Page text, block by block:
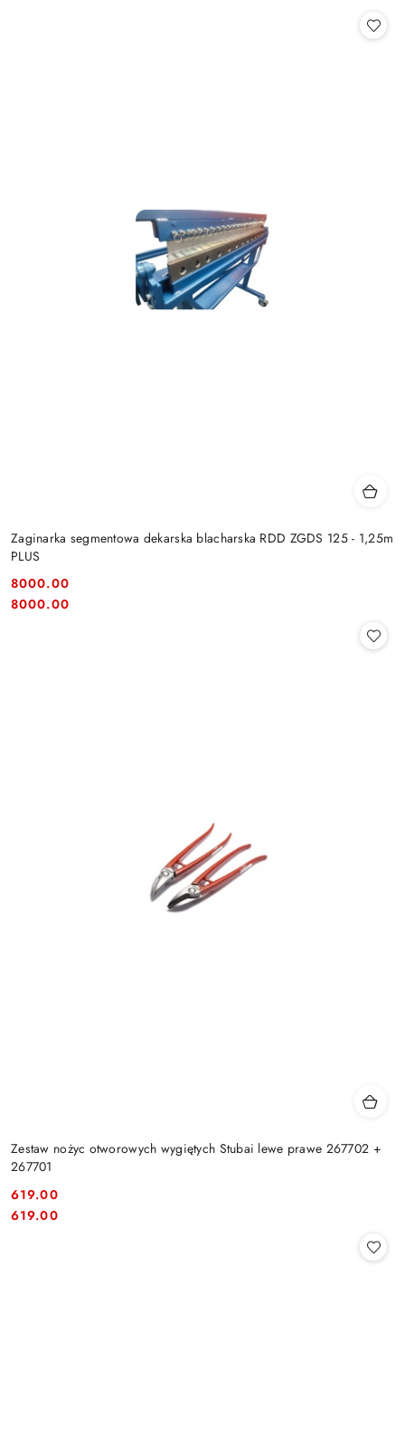
Zaginarka segmentowa dekarska blacharska RDD ZGDS 125 - 1,25m
PLUS
Cena:
8000.00
Cena:
8000.00
Zestaw nożyc otworowych wygiętych Stubai lewe prawe 267702 +
267701
Cena:
619.00
Cena:
619.00